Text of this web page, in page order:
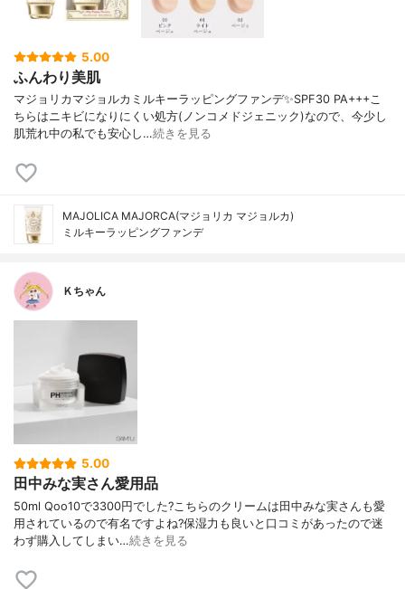
5.00
ふんわり美肌
マジョリカマジョルカミルキーラッピングファンデ✨SPF30 PA+++こ
ちらはニキビになりにくい処方(ノンコメドジェニック)なので、今少し
肌荒れ中の私でも安心し…続きを見る
MAJOLICA MAJORCA(マジョリカ マジョルカ)
ミルキーラッピングファンデ
Ｋちゃん
5.00
田中みな実さん愛用品
50ml Qoo10で3300円でした?こちらのクリームは田中みな実さんも愛
用されているので有名ですよね?保湿力も良いと口コミがあったので迷
わず購入してしまい…続きを見る